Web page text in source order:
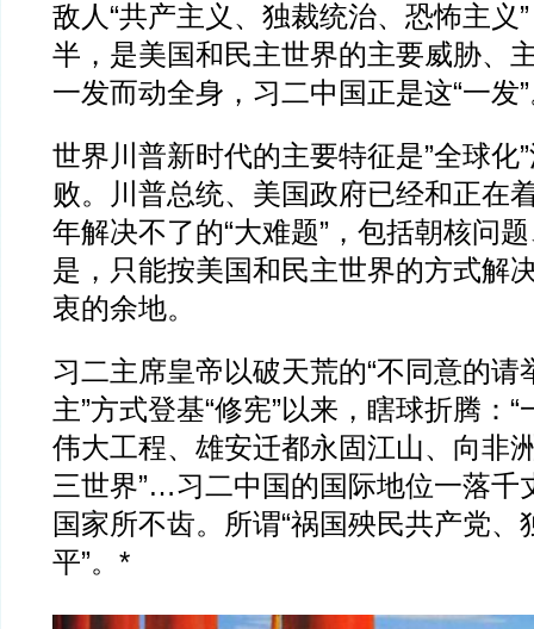
敌人“共产主义、独裁统治、恐怖主义
半，是美国和民主世界的主要威胁、
一发而动全身，习二中国正是这“一发
世界川普新时代的主要特征是”全球化
败。川普总统、美国政府已经和正在
年解决不了的“大难题”，包括朝核问
是，只能按美国和民主世界的方式解
衷的余地。
习二主席皇帝以破天荒的“不同意的请
主”方式登基“修宪”以来，瞎球折腾：“
伟大工程、雄安迁都永固江山、向非
三世界”…习二中国的国际地位一落千
国家所不齿。所谓“祸国殃民共产党、
平”。*